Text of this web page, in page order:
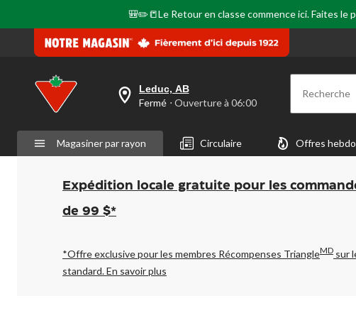
🎒✏️📒Le Retour en classe commence ici. Faites
votre
est
Leduc,
AB,
Fermé,
Ouverture
à
pour
changer
Leduc, AB
Fermé ⋅ Ouverture à 06:00 Recherche
Magasiner par rayon Circulaire Offres hebdo
Expédition locale gratuite pour les
de 99 $*
*Offre exclusive pour les membres Récompenses TriangleMD sur
standard.En savoir plus